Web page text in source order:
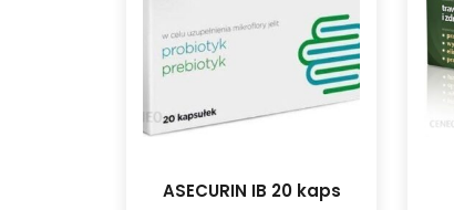
ASECURIN IB 20 kaps